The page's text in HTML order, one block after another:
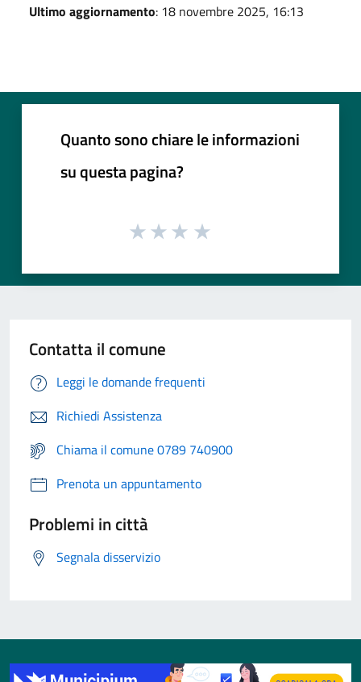
Ultimo aggiornamento: 18 novembre 2025, 16:13
Quanto sono chiare le informazioni
su questa pagina?
Contatta il comune
Leggi le domande frequenti
Richiedi Assistenza
Chiama il comune 0789 740900
Prenota un appuntamento
Problemi in città
Segnala disservizio